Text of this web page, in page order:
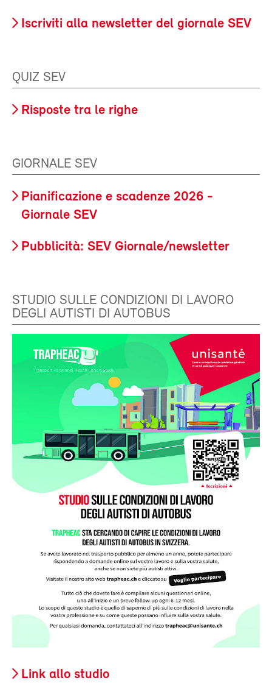
Iscriviti alla newsletter del giornale SEV
QUIZ SEV
Risposte tra le righe
GIORNALE SEV
Pianificazione e scadenze 2026 -
Giornale SEV
Pubblicità: SEV Giornale/newsletter
STUDIO SULLE CONDIZIONI DI LAVORO
DEGLI AUTISTI DI AUTOBUS
Link allo studio